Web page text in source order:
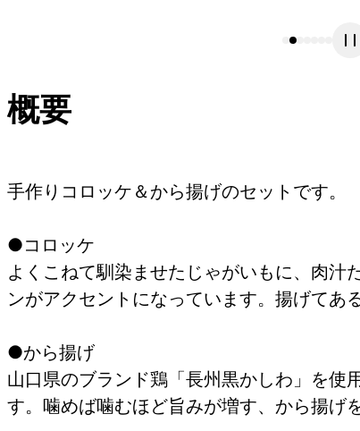
概要
手作りコロッケ＆から揚げのセットです。
●コロッケ
よくこねて馴染ませたじゃがいもに、肉汁
ンがアクセントになっています。揚げてあ
●から揚げ
山口県のブランド鶏「長州黒かしわ」を使
す。噛めば噛むほど旨みが増す、から揚げ